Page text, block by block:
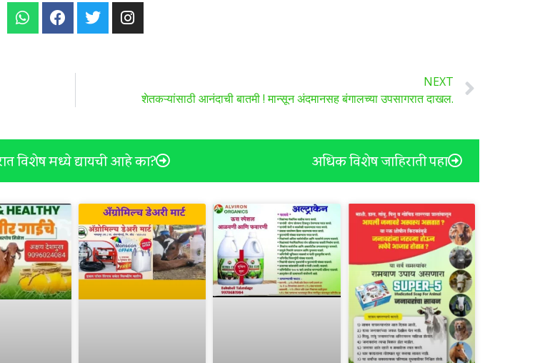
NEXT
शेतकऱ्यांसाठी आनंदाची बातमी ! मान्सून अंदमानसह बंगालच्या उपसागरात दाखल.
विशेष मध्ये द्यायची आहे का? अधिक विशेष जाहिराती पहा